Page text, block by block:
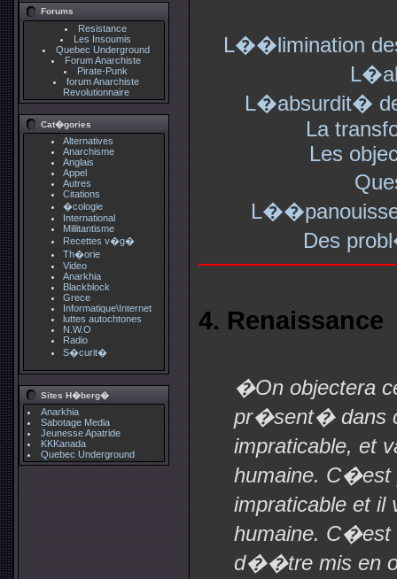
Forums
Resistance
Les Insoumis
Quebec Underground
Forum Anarchiste
Pirate-Punk
forum Anarchiste
Revolutionnaire
Cat�gories
Alternatives
Anarchisme
Anglais
Appel
Autres
Citations
�cologie
International
Millitantisme
Recettes v�g�
Th�orie
Video
Anarkhia
Blackblock
Grece
Informatique\Internet
luttes autochtones
N.W.O
Radio
S�curit�
Sites H�berg�
Anarkhia
Sabotage Media
Jeunesse Apatride
KKKanada
Quebec Underground
L��limination
L�absurdit�
La
Les
Des
4. Renaissance
�On objectera
pr�sent� dans
impraticable, et
humaine. C�est
impraticable et
humaine. C�est
d��tre mis en